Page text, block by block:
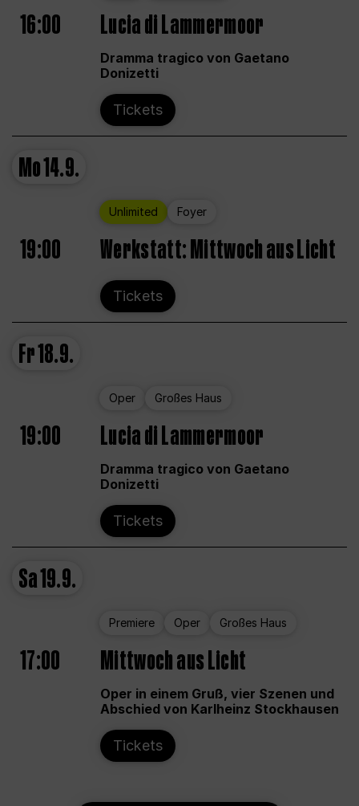
16:00 Lucia di Lammermoor
Dramma tragico von Gaetano
Donizetti
Tickets
Mo14.9.
Unlimited Foyer
19:00 Werkstatt: Mittwoch aus Licht
Tickets
Fr18.9.
Oper Großes Haus
19:00 Lucia di Lammermoor
Dramma tragico von Gaetano
Donizetti
Tickets
Sa19.9.
Premiere Oper Großes Haus
17:00 Mittwoch aus Licht
Oper in einem Gruß, vier Szenen und
Abschied von Karlheinz Stockhausen
Tickets